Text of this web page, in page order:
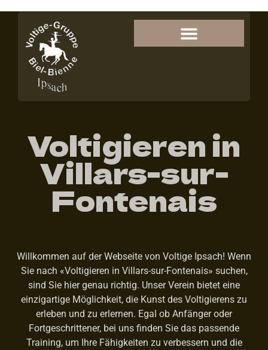
Voltigieren in
Villars-sur-
Fontenais
Willkommen auf der Webseite von Voltige Ipsach! Wenn
Sie nach «Voltigieren in Villars-sur-Fontenais» suchen,
sind Sie hier genau richtig. Unser Verein bietet eine
einzigartige Möglichkeit, die Kunst des Voltigierens zu
erleben und zu erlernen. Egal ob Anfänger oder
Fortgeschrittener, bei uns finden Sie das passende
Training, um Ihre Fähigkeiten zu verbessern und die